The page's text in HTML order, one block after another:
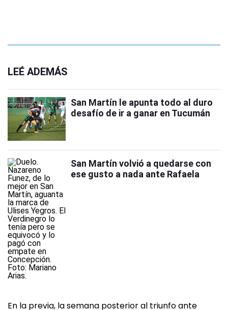
LEÉ ADEMÁS
San Martín le apunta todo al duro
desafío de ir a ganar en Tucumán
San Martín volvió a quedarse con
ese gusto a nada ante Rafaela
En la previa, la semana posterior al triunfo ante